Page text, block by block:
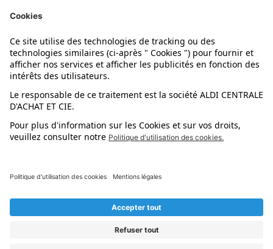
Nos marques
Nos astuces
Évènements
L'application mobile